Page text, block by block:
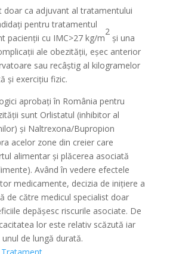
doar ca adjuvant al tratamentului
pentru tratamentul
pacienții cu IMC>27 kg/m
2
și una
ale obezității, eșec anterior
sau recâștig al kilogramelor
și exercițiu fizic.
aprobați în România pentru
sunt Orlistatul (inhibitor al
și Naltrexona/Bupropion
acelor zone din creier care
alimentar și plăcerea asociată
Având în vedere efectele
medicamente, decizia de inițiere a
de către medicul specialist doar
depășesc riscurile asociate. De
lor este relativ scăzută iar
de lungă durată.